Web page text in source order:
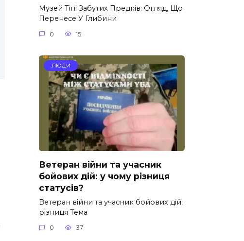
Музей Тіні Забутих Предків: Огляд, Що
Перенесе У Глибини
0 15
ЛЮДИ
Ветеран війни та учасник
бойових дій: у чому різниця
статусів?
Ветеран війни та учасник бойових дій:
різниця Тема
0 37